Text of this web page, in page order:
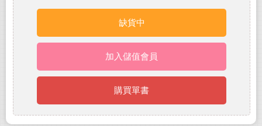
缺貨中
加入儲值會員
購買單書